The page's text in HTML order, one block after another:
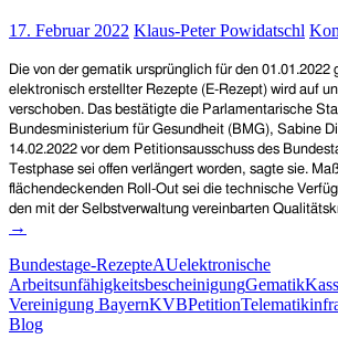
17. Februar 2022 Klaus-Peter Powidatschl
Die von der gematik ursprünglich für den 01.01.2022
elektronisch erstellter Rezepte (E-Rezept) wird auf
verschoben. Das bestätigte die Parlamentarische
Bundesministerium für Gesundheit (BMG), Sabine
14.02.2022 vor dem Petitionsausschuss des
Testphase sei offen verlängert worden, sagte sie.
flächendeckenden Roll-Out sei die technische
den mit der Selbstverwaltung vereinbarten
→
Bundestage-RezepteAUelektronische
ArbeitsunfähigkeitsbescheinigungGematik
Vereinigung BayernKVBPetition
Blog